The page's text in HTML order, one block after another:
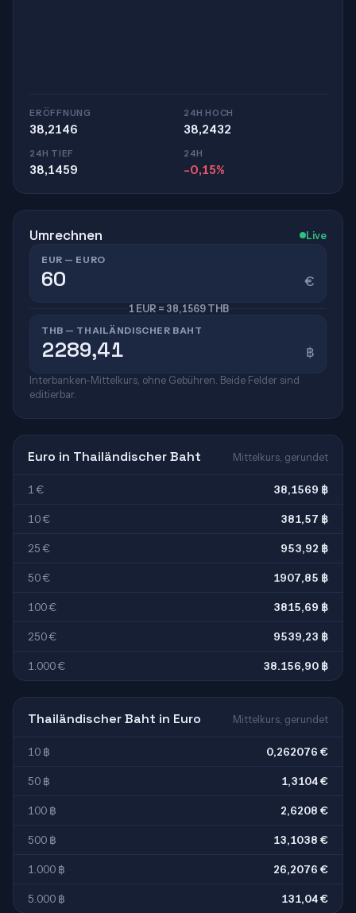
ERÖFFNUNG
38,2146
24H HOCH
38,2432
24H TIEF
38,1459
24H
-0,15%
Umrechnen Live
EUR — EURO
€
1 EUR = 38,1569 THB
THB — THAILÄNDISCHER BAHT
฿
Interbanken-Mittelkurs, ohne Gebühren. Beide Felder sind
editierbar.
Euro in Thailändischer Baht Mittelkurs, gerundet
1 € 38,1569 ฿
10 € 381,57 ฿
25 € 953,92 ฿
50 € 1907,85 ฿
100 € 3815,69 ฿
250 € 9539,23 ฿
1.000 € 38.156,90 ฿
Thailändischer Baht in Euro Mittelkurs, gerundet
10 ฿ 0,262076 €
50 ฿ 1,3104 €
100 ฿ 2,6208 €
500 ฿ 13,1038 €
1.000 ฿ 26,2076 €
5.000 ฿ 131,04 €